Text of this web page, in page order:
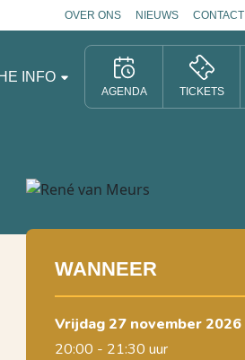
OVER ONS NIEUWS CONTACT
INFO
AGENDA TICKETS
WANNEER
vrijdag 27 november 2026
20:00 - 21:30 uur